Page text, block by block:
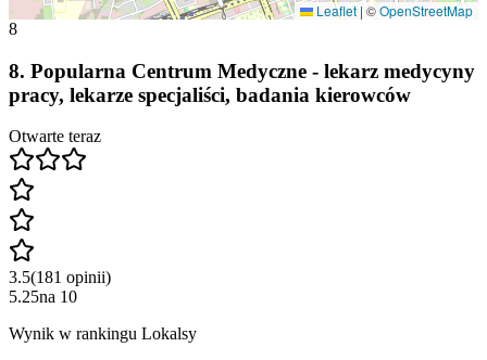
Leaflet | ©OpenStreetMap
8
8. Popularna Centrum Medyczne - lekarz medycyny
pracy, lekarze specjaliści, badania kierowców
Otwarte teraz
3.5(181 opinii)
5.25na 10
Wynik w rankingu Lokalsy